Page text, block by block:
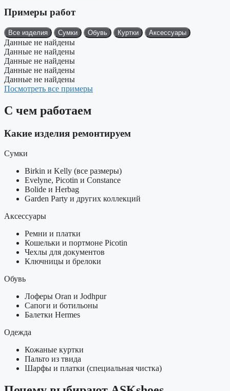
Примеры работ
Все изделия Сумки Обувь Куртки Аксессуары
Данные не найдены
Данные не найдены
Данные не найдены
Данные не найдены
Данные не найдены
Посмотреть все примеры
С чем работаем
Какие изделия ремонтируем
Сумки
Birkin и Kelly (все размеры)
Evelyne, Picotin и Constance
Bolide и Herbag
Garden Party и других коллекций
Аксессуары
Ремни и платки
Кошельки и портмоне Picotin
Чехлы для документов
Ключницы и брелоки
Обувь
Лоферы Oran и Jodhpur
Сапоги и ботильоны
Балетки Hermes
Одежда
Кожаные куртки
Пальто из твида
Шарфы и платки (специальная чистка)